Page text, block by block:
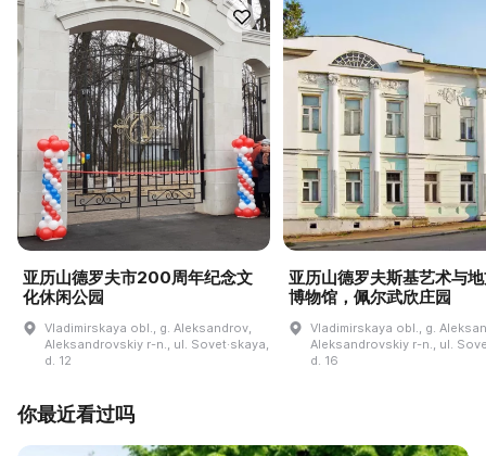
亚历山德罗夫市200周年纪念文
化休闲公园
Vladimirskaya obl., g. Aleksandrov,
Aleksandrovskiy r-n., ul. Sovet·skaya,
d. 12
亚历山德罗夫斯基艺术与
博物馆，佩尔武欣庄园
Vladimirskaya obl., g.
Aleksandrovskiy r-n., ul.
d. 16
你最近看过吗